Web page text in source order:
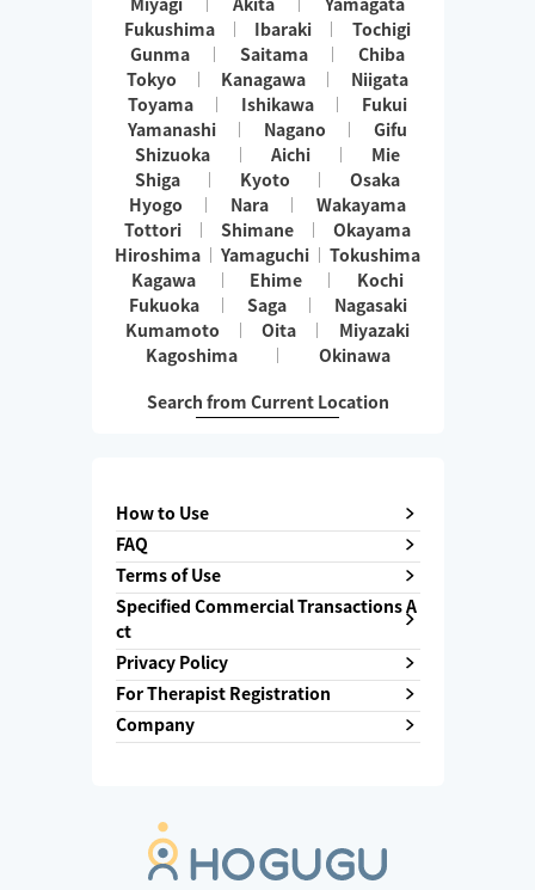
Fukushima
Ibaraki
Tochigi
Gunma
Saitama
Chiba
Tokyo
Kanagawa
Niigata
Toyama
Ishikawa
Fukui
Yamanashi
Nagano
Gifu
Shizuoka
Aichi
Mie
Shiga
Kyoto
Osaka
Hyogo
Nara
Wakayama
Tottori
Shimane
Okayama
Hiroshima
Yamaguchi
Tokushima
Kagawa
Ehime
Kochi
Fukuoka
Saga
Nagasaki
Kumamoto
Oita
Miyazaki
Kagoshima
Okinawa
Search from Current Location
How to Use
FAQ
Terms of Use
Specified Commercial Transactions A
ct
Privacy Policy
For Therapist Registration
Company